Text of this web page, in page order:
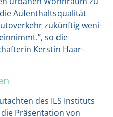
Auf­ent­halts­qua­li­tät
zukünf­tig weni­
so die
Kers­tin Haar­
des ILS Insti­tuts
die Prä­sen­ta­ti­on von